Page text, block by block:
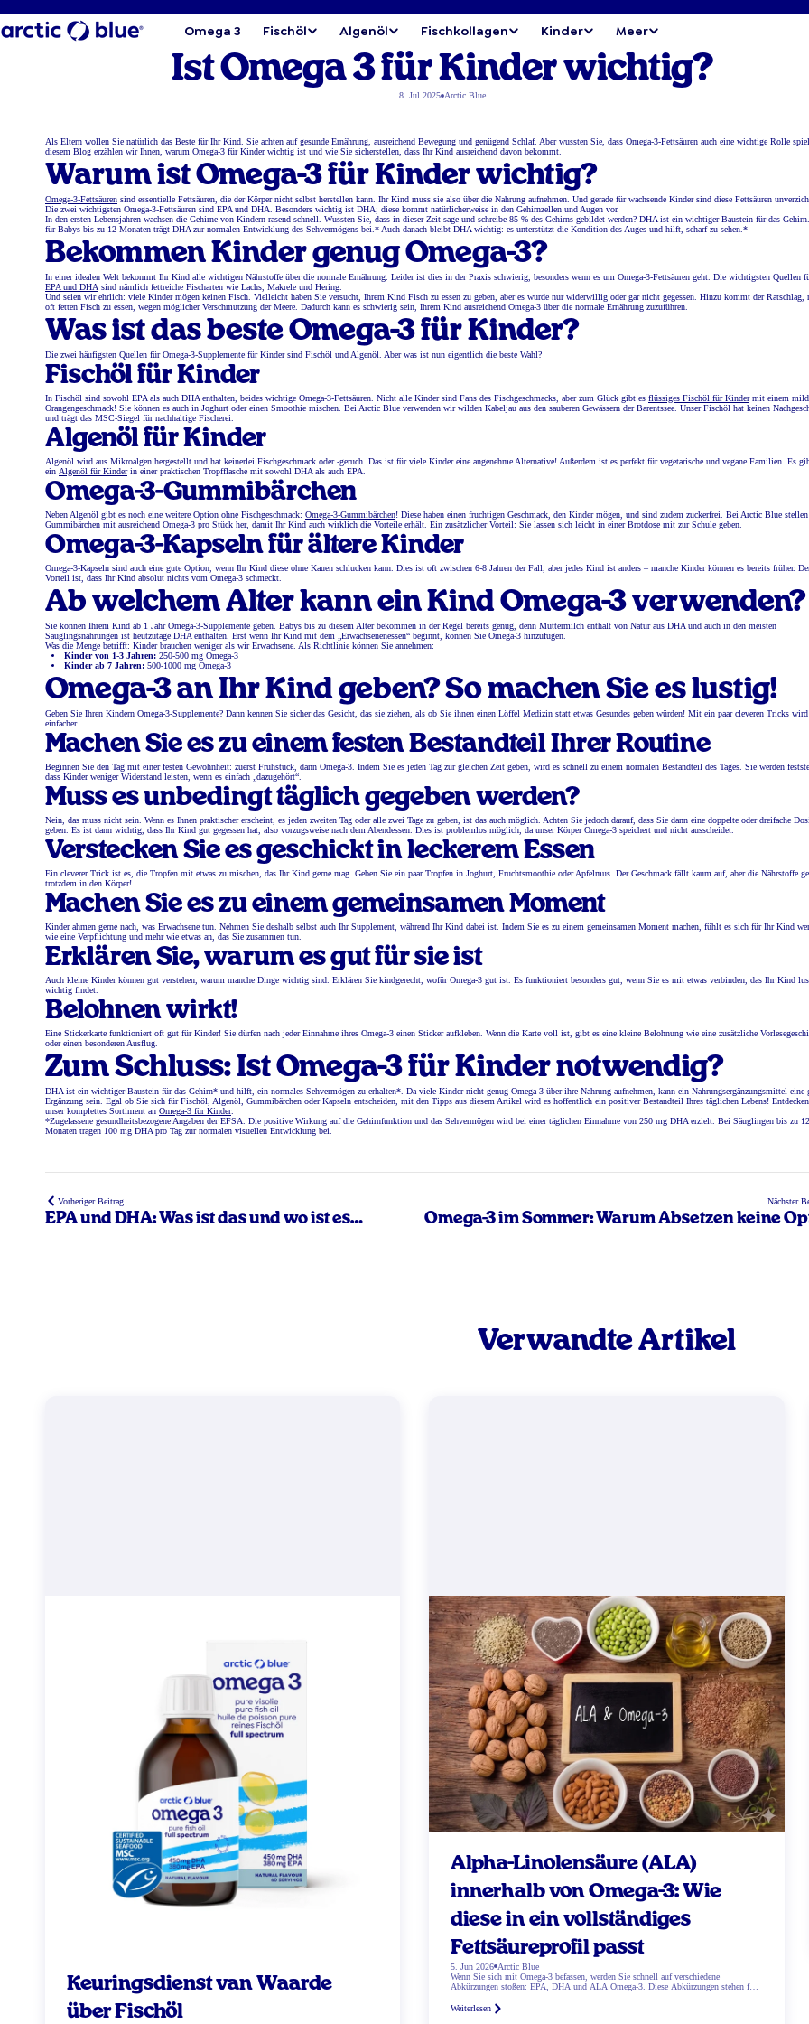
Omega 3 Fischöl Algenöl Fischkollagen Kinder Meer
Ist Omega 3 für Kinder wichtig?
8. Jul 2025 Arctic Blue
Als Eltern wollen Sie natürlich das Beste für Ihr Kind. Sie achten auf gesunde Ernährung, ausreichend Bewegung und genügend Schlaf. Aber wussten Sie, dass Omega-3-Fettsäuren auch eine wichtige Rolle
diesem Blog erzählen wir Ihnen, warum Omega-3 für Kinder wichtig ist und wie Sie sicherstellen, dass Ihr Kind ausreichend davon bekommt.
Warum ist Omega-3 für Kinder wichtig?
Omega-3-Fettsäuren sind essentielle Fettsäuren, die der Körper nicht selbst herstellen kann. Ihr Kind muss sie also über die Nahrung aufnehmen. Und gerade für wachsende Kinder sind diese Fettsäuren
Die zwei wichtigsten Omega-3-Fettsäuren sind EPA und DHA. Besonders wichtig ist DHA; diese kommt natürlicherweise in den Gehirnzellen und Augen vor.
In den ersten Lebensjahren wachsen die Gehirne von Kindern rasend schnell. Wussten Sie, dass in dieser Zeit sage und schreibe 85 % des Gehirns gebildet werden? DHA ist ein wichtiger Baustein für das
für Babys bis zu 12 Monaten trägt DHA zur normalen Entwicklung des Sehvermögens bei.* Auch danach bleibt DHA wichtig: es unterstützt die Kondition des Auges und hilft, scharf zu sehen.*
Bekommen Kinder genug Omega-3?
In einer idealen Welt bekommt Ihr Kind alle wichtigen Nährstoffe über die normale Ernährung. Leider ist dies in der Praxis schwierig, besonders wenn es um Omega-3-Fettsäuren geht. Die wichtigsten Quellen
EPA und DHA sind nämlich fettreiche Fischarten wie Lachs, Makrele und Hering.
Und seien wir ehrlich: viele Kinder mögen keinen Fisch. Vielleicht haben Sie versucht, Ihrem Kind Fisch zu essen zu geben, aber es wurde nur widerwillig oder gar nicht gegessen. Hinzu kommt der Ratschlag,
oft fetten Fisch zu essen, wegen möglicher Verschmutzung der Meere. Dadurch kann es schwierig sein, Ihrem Kind ausreichend Omega-3 über die normale Ernährung zuzuführen.
Was ist das beste Omega-3 für Kinder?
Die zwei häufigsten Quellen für Omega-3-Supplemente für Kinder sind Fischöl und Algenöl. Aber was ist nun eigentlich die beste Wahl?
Fischöl für Kinder
In Fischöl sind sowohl EPA als auch DHA enthalten, beides wichtige Omega-3-Fettsäuren. Nicht alle Kinder sind Fans des Fischgeschmacks, aber zum Glück gibt es flüssiges Fischöl für Kindermit einem
Orangengeschmack! Sie können es auch in Joghurt oder einen Smoothie mischen. Bei Arctic Blue verwenden wir wilden Kabeljau aus den sauberen Gewässern der Barentssee. Unser Fischöl hat keinen
und trägt das MSC-Siegel für nachhaltige Fischerei.
Algenöl für Kinder
Algenöl wird aus Mikroalgen hergestellt und hat keinerlei Fischgeschmack oder -geruch. Das ist für viele Kinder eine angenehme Alternative! Außerdem ist es perfekt für vegetarische und vegane Familien. Es
ein Algenöl für Kinderin einer praktischen Tropfflasche mit sowohl DHA als auch EPA.
Omega-3-Gummibärchen
Neben Algenöl gibt es noch eine weitere Option ohne Fischgeschmack: Omega-3-Gummibärchen! Diese haben einen fruchtigen Geschmack, den Kinder mögen, und sind zudem zuckerfrei. Bei Arctic Blue
Gummibärchen mit ausreichend Omega-3 pro Stück her, damit Ihr Kind auch wirklich die Vorteile erhält. Ein zusätzlicher Vorteil: Sie lassen sich leicht in einer Brotdose mit zur Schule geben.
Omega-3-Kapseln für ältere Kinder
Omega-3-Kapseln sind auch eine gute Option, wenn Ihr Kind diese ohne Kauen schlucken kann. Dies ist oft zwischen 6-8 Jahren der Fall, aber jedes Kind ist anders – manche Kinder können es bereits früher.
Vorteil ist, dass Ihr Kind absolut nichts vom Omega-3 schmeckt.
Ab welchem Alter kann ein Kind Omega-3 verwenden?
Sie können Ihrem Kind ab 1 Jahr Omega-3-Supplemente geben. Babys bis zu diesem Alter bekommen in der Regel bereits genug, denn Muttermilch enthält von Natur aus DHA und auch in den meisten
Säuglingsnahrungen ist heutzutage DHA enthalten. Erst wenn Ihr Kind mit dem „Erwachsenenessen“ beginnt, können Sie Omega-3 hinzufügen.
Was die Menge betrifft: Kinder brauchen weniger als wir Erwachsene. Als Richtlinie können Sie annehmen:
Kinder von 1-3 Jahren: 250-500 mg Omega-3
Kinder ab 7 Jahren: 500-1000 mg Omega-3
Omega-3 an Ihr Kind geben? So machen Sie es lustig!
Geben Sie Ihren Kindern Omega-3-Supplemente? Dann kennen Sie sicher das Gesicht, das sie ziehen, als ob Sie ihnen einen Löffel Medizin statt etwas Gesundes geben würden! Mit ein paar cleveren Tricks
einfacher.
Machen Sie es zu einem festen Bestandteil Ihrer Routine
Beginnen Sie den Tag mit einer festen Gewohnheit: zuerst Frühstück, dann Omega-3. Indem Sie es jeden Tag zur gleichen Zeit geben, wird es schnell zu einem normalen Bestandteil des Tages. Sie werden
dass Kinder weniger Widerstand leisten, wenn es einfach „dazugehört“.
Muss es unbedingt täglich gegeben werden?
Nein, das muss nicht sein. Wenn es Ihnen praktischer erscheint, es jeden zweiten Tag oder alle zwei Tage zu geben, ist das auch möglich. Achten Sie jedoch darauf, dass Sie dann eine doppelte oder dreifache
geben. Es ist dann wichtig, dass Ihr Kind gut gegessen hat, also vorzugsweise nach dem Abendessen. Dies ist problemlos möglich, da unser Körper Omega-3 speichert und nicht ausscheidet.
Verstecken Sie es geschickt in leckerem Essen
Ein cleverer Trick ist es, die Tropfen mit etwas zu mischen, das Ihr Kind gerne mag. Geben Sie ein paar Tropfen in Joghurt, Fruchtsmoothie oder Apfelmus. Der Geschmack fällt kaum auf, aber die Nährstoffe
trotzdem in den Körper!
Machen Sie es zu einem gemeinsamen Moment
Kinder ahmen gerne nach, was Erwachsene tun. Nehmen Sie deshalb selbst auch Ihr Supplement, während Ihr Kind dabei ist. Indem Sie es zu einem gemeinsamen Moment machen, fühlt es sich für Ihr Kind
wie eine Verpflichtung und mehr wie etwas an, das Sie zusammen tun.
Erklären Sie, warum es gut für sie ist
Auch kleine Kinder können gut verstehen, warum manche Dinge wichtig sind. Erklären Sie kindgerecht, wofür Omega-3 gut ist. Es funktioniert besonders gut, wenn Sie es mit etwas verbinden, das Ihr Kind
wichtig findet.
Belohnen wirkt!
Eine Stickerkarte funktioniert oft gut für Kinder! Sie dürfen nach jeder Einnahme ihres Omega-3 einen Sticker aufkleben. Wenn die Karte voll ist, gibt es eine kleine Belohnung wie eine zusätzliche
oder einen besonderen Ausflug.
Zum Schluss: Ist Omega-3 für Kinder notwendig?
DHA ist ein wichtiger Baustein für das Gehirn* und hilft, ein normales Sehvermögen zu erhalten*. Da viele Kinder nicht genug Omega-3 über ihre Nahrung aufnehmen, kann ein Nahrungsergänzungsmittel eine
Ergänzung sein. Egal ob Sie sich für Fischöl, Algenöl, Gummibärchen oder Kapseln entscheiden, mit den Tipps aus diesem Artikel wird es hoffentlich ein positiver Bestandteil Ihres täglichen Lebens!
unser komplettes Sortiment an Omega-3 für Kinder.
*Zugelassene gesundheitsbezogene Angaben der EFSA. Die positive Wirkung auf die Gehirnfunktion und das Sehvermögen wird bei einer täglichen Einnahme von 250 mg DHA erzielt. Bei Säuglingen bis zu 12
Monaten tragen 100 mg DHA pro Tag zur normalen visuellen Entwicklung bei.
Vorheriger Beitrag
EPA und DHA: Was ist das und wo ist es
Nächster
Omega-3 im Sommer: Warum Absetzen keine
Verwandte Artikel
Keuringsdienst van Waarde
über Fischöl
Alpha-Linolensäure (ALA)
innerhalb von Omega-3: Wie
diese in ein vollständiges
Fettsäureprofil passt
5. Jun 2026 Arctic Blue
Wenn Sie sich mit Omega-3 befassen, werden Sie schnell auf verschiedene
Abkürzungen stoßen: EPA, DHA und ALA Omega-3. Diese Abkürzungen stehen für
es in ein gesundes Fettsäureprofil? Was ist Alpha-Linolensäure eigentlich? Alpha-
Linolensäure (ALA) steht für Alpha-Linolensäure. Dies ist eine pflanzliche Omega-3-
Weiterlesen